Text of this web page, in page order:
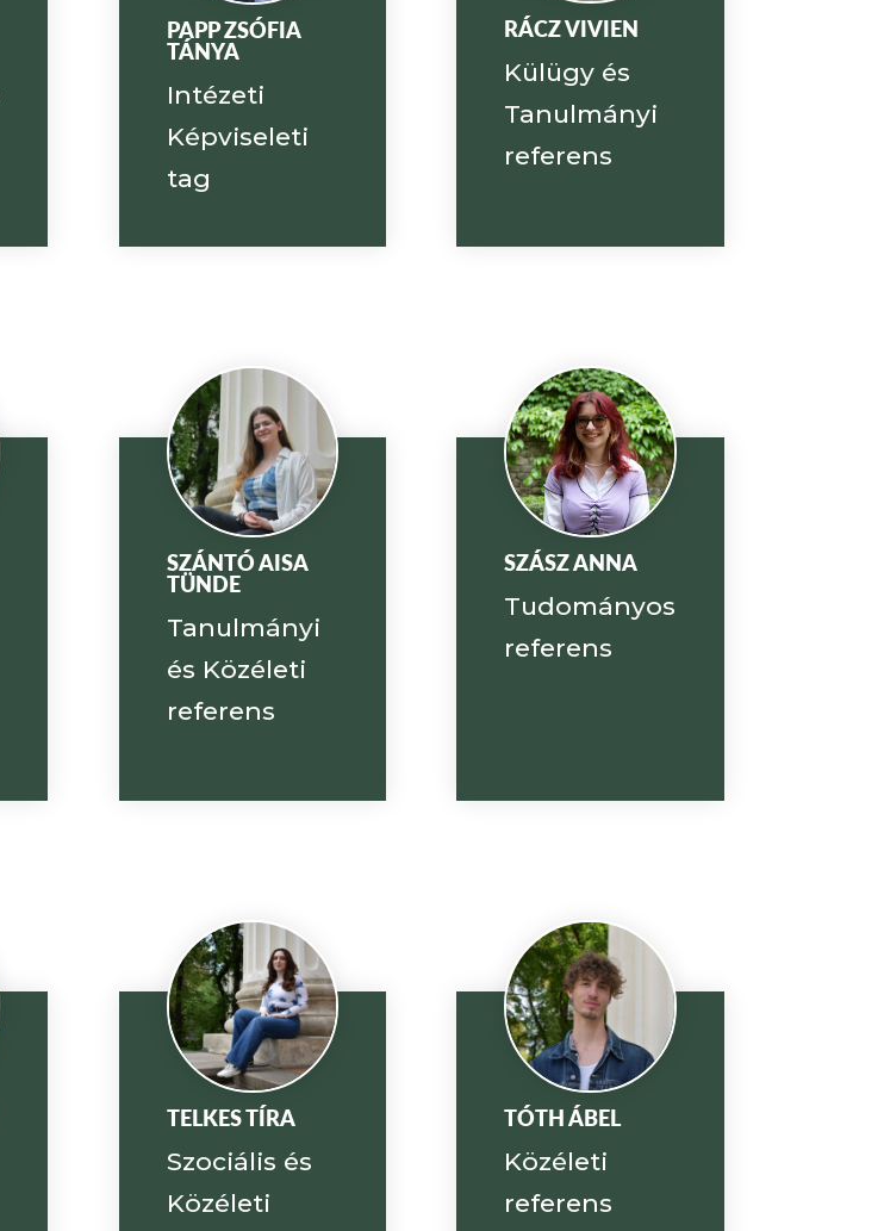
PAPP ZSÓFIA
TÁNYA
Intézeti
Képviseleti
tag
RÁCZ VIVIEN
Külügy és
Tanulmányi
referens
SZÁNTÓ AISA
TÜNDE
Tanulmányi
és Közéleti
referens
SZÁSZ ANNA
Tudományos
referens
TELKES TÍRA
Szociális és
Közéleti
TÓTH ÁBEL
Közéleti
referens